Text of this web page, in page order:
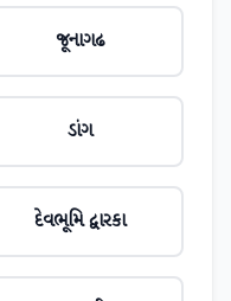
જૂનાગઢ
ડાંગ
દેવભૂમિ દ્વારકા